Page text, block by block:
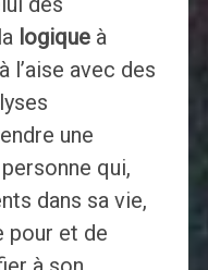
logiqueà
l’aise avec des
une
qui,
dans sa vie,
pour et de